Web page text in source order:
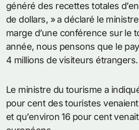
généré des recettes totales
de dollars, » a déclaré le
marge d’une conférence sur le
année, nous pensons que le
4 millions de visiteurs étrangers.
Le ministre du tourisme a
pour cent des touristes venaient
et qu’environ 16 pour cent